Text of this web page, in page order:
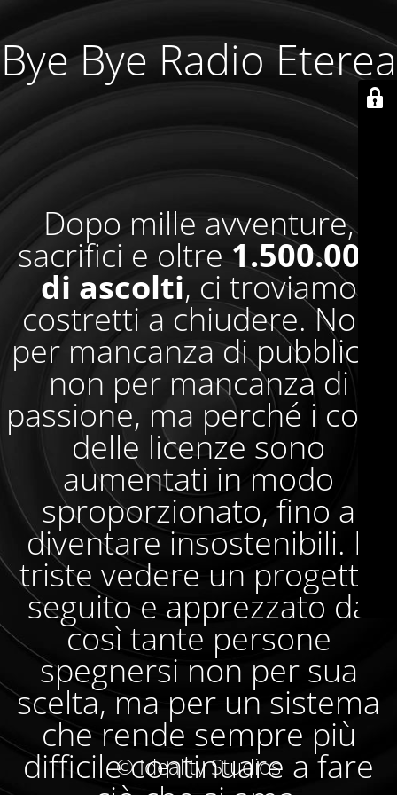
Bye Bye Radio Eterea
Dopo mille avventure,
sacrifici e oltre1.500.000
di ascolti, ci troviamo
costretti a chiudere. Non
per mancanza di pubblico,
non per mancanza di
passione, ma perché i costi
delle licenze sono
aumentati in modo
sproporzionato, fino a
diventare insostenibili. È
triste vedere un progetto
seguito e apprezzato da
così tante persone
spegnersi non per sua
scelta, ma per un sistema
che rende sempre più
difficile continuare a fare
© Ideality Studios